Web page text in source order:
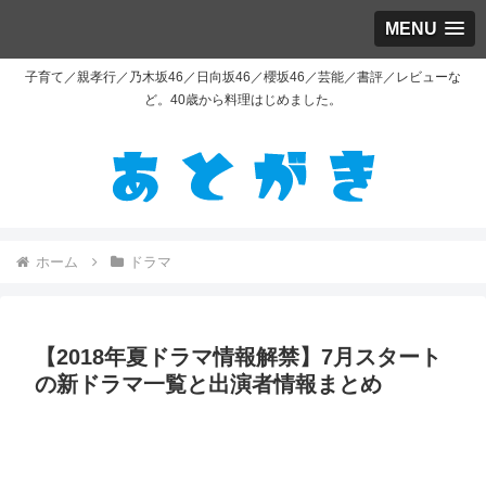
MENU
子育て／親孝行／乃木坂46／日向坂46／櫻坂46／芸能／書評／レビューな
ど。40歳から料理はじめました。
ホーム ドラマ
【2018年夏ドラマ情報解禁】7月スタート
の新ドラマ一覧と出演者情報まとめ